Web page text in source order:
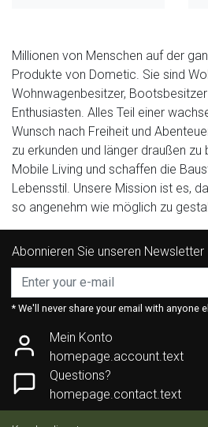
Millionen von Menschen auf der
Produkte von Dometic. Sie sind
Wohnwagenbesitzer,
Enthusiasten. Alles Teil einer
Wunsch nach Freiheit und
zu erkunden und länger draußen zu
Mobile Living und schaffen die
Lebensstil. Unsere Mission ist es,
so angenehm wie möglich zu
Abonnieren Sie unseren Newsletter
* We'll never share your email with anyone
Mein Konto
homepage.account.text
Questions?
homepage.contact.text